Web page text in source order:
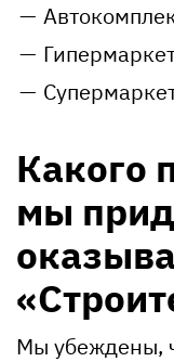
Какого
мы
Мы убеждены,